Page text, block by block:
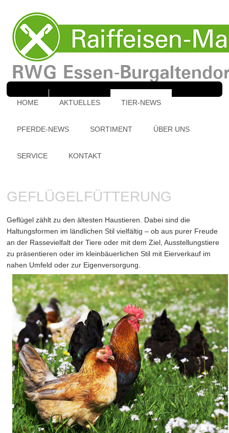
HOME AKTUELLES TIER-NEWS
PFERDE-NEWS SORTIMENT ÜBER UNS
SERVICE KONTAKT
GEFLÜGELFÜTTERUNG
Geflügel zählt zu den ältesten Haustieren. Dabei sind die
Haltungsformen im ländlichen Stil vielfältig – ob aus purer Freude
an der Rassevielfalt der Tiere oder mit dem Ziel, Ausstellungstiere
zu präsentieren oder im kleinbäuerlichen Stil mit Eierverkauf im
nahen Umfeld oder zur Eigenversorgung.